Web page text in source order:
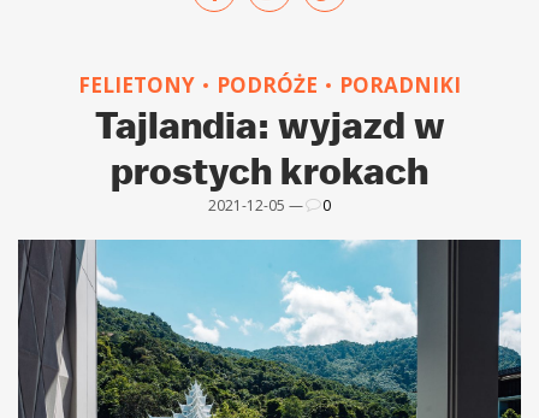
FELIETONY PODRÓŻE PORADNIKI
Tajlandia: wyjazd w
prostych krokach
2021-12-05 — 0